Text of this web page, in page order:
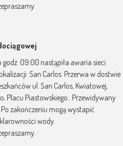
godz. 09:00 nastąpiła awaria sieci
San Carlos. Przerwa w dostwie
ul. San Carlos, Kwiatowej,
Placu Piastowskiego.. Przewidywany
zakończeniu mogą wystapić
wody.